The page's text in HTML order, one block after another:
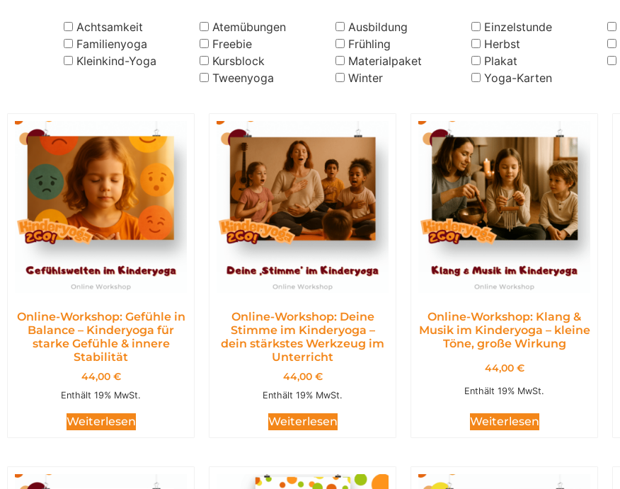
Achtsamkeit Atemübungen Ausbildung Einzelstunde
Familienyoga
Freebie Frühling Herbst
Kleinkind-Yoga
Kursblock Materialpaket Plakat
Tweenyoga
Winter Yoga-Karten
Online-Workshop: Gefühle in
Balance – Kinderyoga für
starke Gefühle & innere
Stabilität
44,00 €
Enthält 19% MwSt.
Weiterlesen
Online-Workshop: Deine
Stimme im Kinderyoga –
dein stärkstes Werkzeug im
Unterricht
44,00 €
Enthält 19% MwSt.
Weiterlesen
Online-Workshop: Klang &
Musik im Kinderyoga – kleine
Töne, große Wirkung
44,00 €
Enthält 19% MwSt.
Weiterlesen